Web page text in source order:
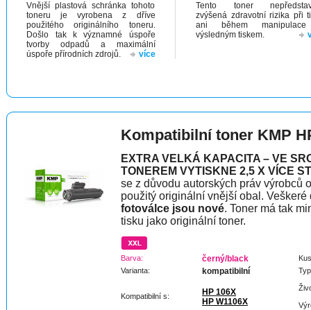
Vnější plastová schránka tohoto
toneru je vyrobena z dříve
použitého originálního toneru.
Došlo tak k významné úspoře
tvorby odpadů a maximální
úspoře přírodních zdrojů.
více
Tento toner
zvýšená zdravotní rizika při
ani během
výsledným tiskem.
Kompatibilní toner KMP
EXTRA VELKÁ KAPACITA – VE
TONEREM VYTISKNE 2,5 X VÍCE
se z důvodu autorských práv výrobců
použitý originální vnější obal.
fotoválce jsou nové. Toner má tak
tisku jako originální toner.
Barva: černý/black
Varianta: kompatibilní
Kompatibilní s:
HP 106X
HP W1106X